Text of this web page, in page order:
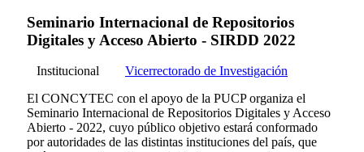
Seminario Internacional de Repositorios
Digitales y Acceso Abierto - SIRDD 2022
Institucional
Vicerrectorado de Investigación
El CONCYTEC con el apoyo de la PUCP organiza el
Seminario Internacional de Repositorios Digitales y Acceso
Abierto - 2022, cuyo público objetivo estará conformado
por autoridades de las distintas instituciones del país, que